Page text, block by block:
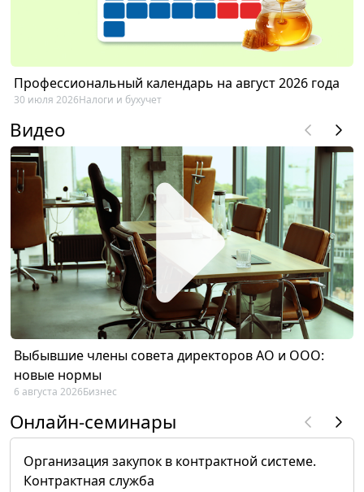
Профессиональный календарь на август 2026 года
30 июля 2026Налоги и бухучет
Видео
Выбывшие члены совета директоров АО и ООО:
новые нормы
6 августа 2026Бизнес
Онлайн-семинары
Организация закупок в контрактной системе.
Контрактная служба